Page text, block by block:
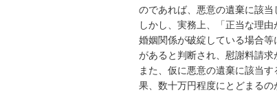
のであれば、悪意の遺棄に該当
しかし、実務上、「正当な理
婚姻関係が破綻している場合等
があると判断され、慰謝料請求
また、仮に悪意の遺棄に該当
果、数十万円程度にとどまるの